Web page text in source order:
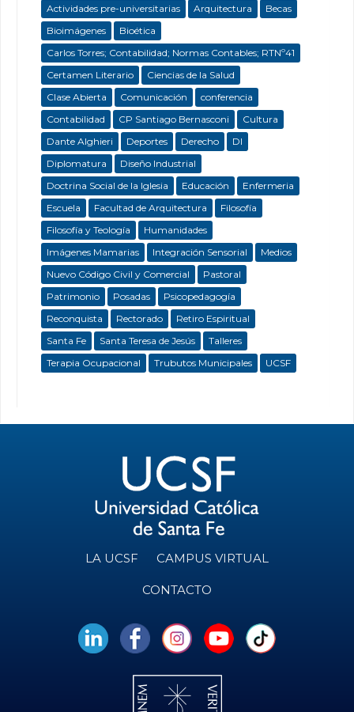
Actividades pre-universitarias Arquitectura
Becas
Bioimágenes
Bioética
Carlos Torres; Contabilidad; Normas Contables; RTNº41
Certamen Literario
Ciencias de la Salud
Clase Abierta
Comunicación
conferencia
Contabilidad
CP Santiago Bernasconi
Cultura
Dante Alghieri
Deportes Derecho
DI
Diplomatura
Diseño Industrial
Doctrina Social de la Iglesia
Educación
Enfermeria
Escuela
Facultad de Arquitectura
Filosofía
Filosofía y Teología
Humanidades
Imágenes Mamarias
Integración Sensorial
Medios
Nuevo Código Civil y Comercial
Pastoral
Patrimonio
Posadas
Psicopedagogía
Reconquista
Rectorado
Retiro Espiritual
Santa Fe
Santa Teresa de Jesús
Talleres
Terapia Ocupacional
Trubutos Municipales UCSF
LA UCSF CAMPUS VIRTUAL
CONTACTO